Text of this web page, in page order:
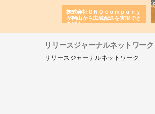
株式会社ＯＮＯｃｏｍｐａｎｙ
が岡山から広域配送を実現でき
る理由
リリースジャーナルネットワーク
リリースジャーナルネットワーク